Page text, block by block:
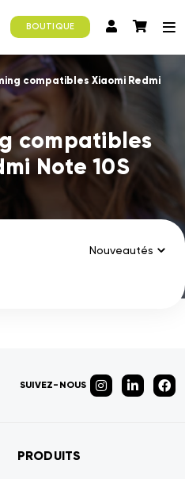
BOUTIQUE
compatibles Xiaomi Redmi
compatibles
Note 10S
SUIVEZ-NOUS
PRODUITS